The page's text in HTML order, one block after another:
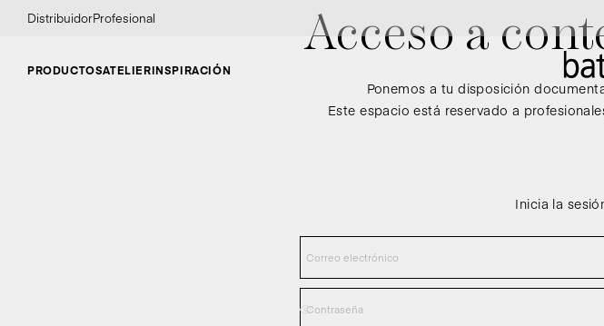
DistribuidorProfesional
PRODUCTOSATELIERINSPIRACIÓN
Acceso a
Ponemos a tu disposición
Este espacio está reservado a
Inicia la